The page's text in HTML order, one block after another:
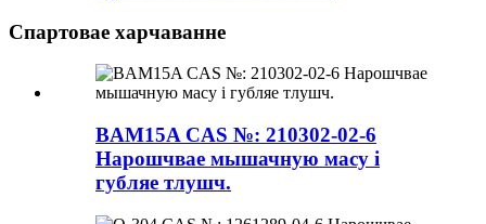
Спартовае харчаванне
BAM15A CAS №: 210302-02-6
Нарошчвае мышачную масу і
губляе тлушч.